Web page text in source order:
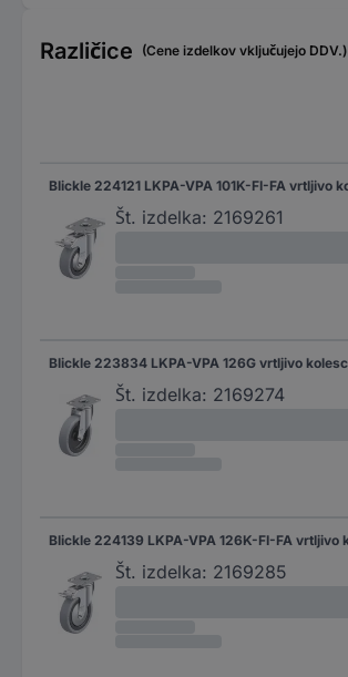
Različice (Cene izdelkov vključujejo DDV.)
Št. izdelka: 2169261
Št. izdelka: 2169274
Št. izdelka: 2169285